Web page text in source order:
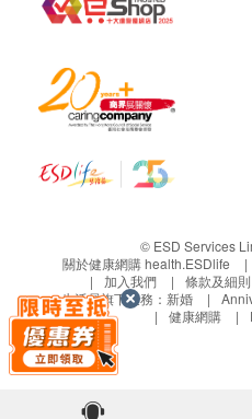
© ESD Services
關於健康網購 health.ESDlife
加入我們
條款及細則
生活易旗下業務： 新婚
健康網購